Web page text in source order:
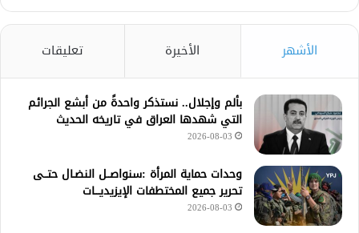
الأشهر الأخيرة تعليقات
بألم وإجلال.. نستذكر واحدةً من أبشع الجرائم
التي شهدها العراق في تاريخه الحديث
2026-08-03
وحدات حماية المرأة :سنواصــل النضـال حتــى
تحرير جميع المختطفات الإيزيديـــات
2026-08-03